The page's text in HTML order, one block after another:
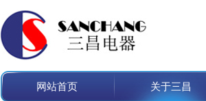
网站首页 关于三昌